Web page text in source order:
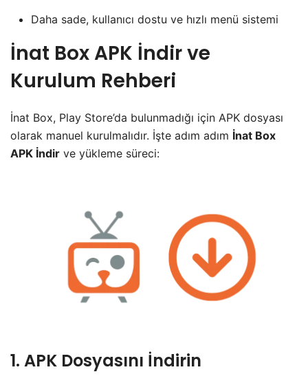
Daha sade, kullanıcı dostu ve hızlı menü sistemi
İnat Box APK İndir ve
Kurulum Rehberi
İnat Box, Play Store’da bulunmadığı için APK dosyası
olarak manuel kurulmalıdır. İşte adım adım İnat Box
APK İndir ve yükleme süreci:
1. APK Dosyasını İndirin